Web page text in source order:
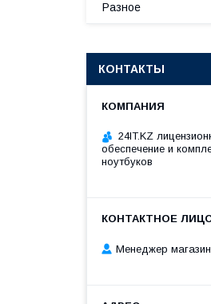
Разное
КОНТАКТЫ
24IT.KZ
обеспечение и
ноутбуков
Менеджер